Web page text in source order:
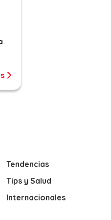
Tendencias
Tips y Salud
Internacionales